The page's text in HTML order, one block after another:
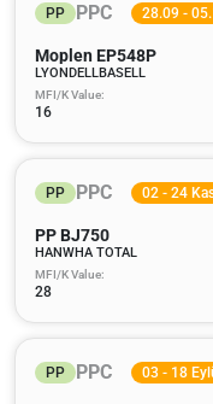
PP PPC 28.09 -
Moplen EP548P
LYONDELLBASELL
MFI/K Value:
16
PP PPC 02 - 24
PP BJ750
HANWHA TOTAL
MFI/K Value:
28
PP PPC 03 - 18